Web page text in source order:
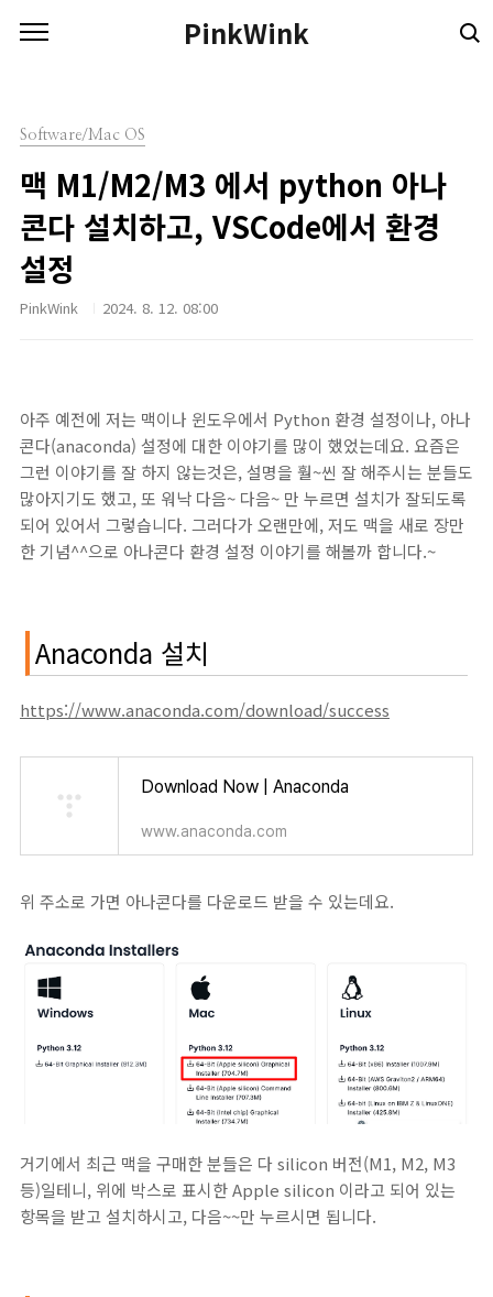
PinkWink
Software/Mac OS
맥 M1/M2/M3 에서 python 아나
콘다 설치하고, VSCode에서 환경
설정
PinkWink 2024. 8. 12. 08:00
아주 예전에 저는 맥이나 윈도우에서 Python 환경 설정이나, 아나
콘다(anaconda) 설정에 대한 이야기를 많이 했었는데요. 요즘은
그런 이야기를 잘 하지 않는것은, 설명을 훨~씬 잘 해주시는 분들도
많아지기도 했고, 또 워낙 다음~ 다음~ 만 누르면 설치가 잘되도록
되어 있어서 그렇습니다. 그러다가 오랜만에, 저도 맥을 새로 장만
한 기념^^으로 아나콘다 환경 설정 이야기를 해볼까 합니다.~
Anaconda 설치
https://www.anaconda.com/download/success
Download Now | Anaconda
www.anaconda.com
위 주소로 가면 아나콘다를 다운로드 받을 수 있는데요.
거기에서 최근 맥을 구매한 분들은 다 silicon 버전(M1, M2, M3
등)일테니, 위에 박스로 표시한 Apple silicon 이라고 되어 있는
항목을 받고 설치하시고, 다음~~만 누르시면 됩니다.